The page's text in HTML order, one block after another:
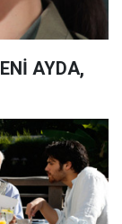
AYDA,